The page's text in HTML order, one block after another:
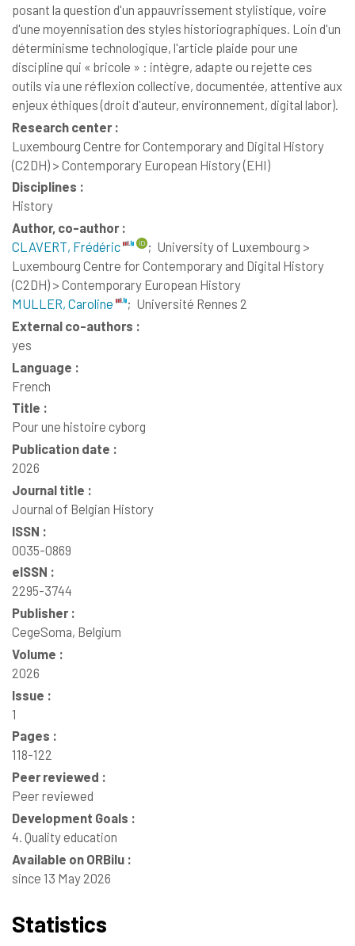
posant la question d'un appauvrissement stylistique, voire
d'une moyennisation des styles historiographiques. Loin d'un
déterminisme technologique, l'article plaide pour une
discipline qui « bricole » : intègre, adapte ou rejette ces
outils via une réflexion collective, documentée, attentive aux
enjeux éthiques (droit d'auteur, environnement, digital labor).
Research center :
Luxembourg Centre for Contemporary and Digital History
(C2DH) > Contemporary European History (EHI)
Disciplines :
History
Author, co-author :
CLAVERT, Frédéric
; University of Luxembourg >
Luxembourg Centre for Contemporary and Digital History
(C2DH) > Contemporary European History
MULLER, Caroline
; Université Rennes 2
External co-authors :
yes
Language :
French
Title :
Pour une histoire cyborg
Publication date :
2026
Journal title :
Journal of Belgian History
ISSN :
0035-0869
eISSN :
2295-3744
Publisher :
CegeSoma, Belgium
Volume :
2026
Issue :
1
Pages :
118-122
Peer reviewed :
Peer reviewed
Development Goals :
4. Quality education
Available on ORBilu :
since 13 May 2026
Statistics